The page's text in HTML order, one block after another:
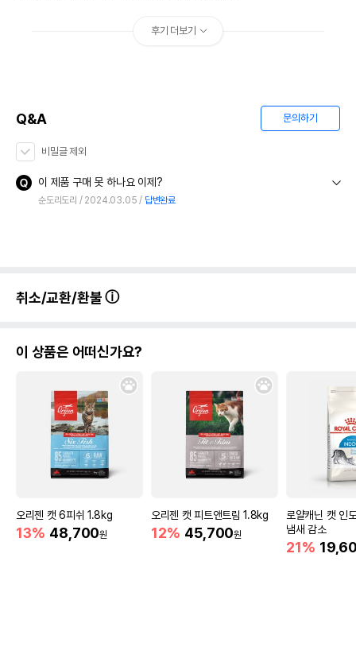
후기 더보기
Q&A 문의하기
비밀글 제외
이 제품 구매 못 하나요 이제?
순도리도리 2024.03.05 답변완료
취소/교환/환불
이 상품은 어떠신가요?
오리젠 캣 6피쉬 1.8kg
13% 48,700원
오리젠 캣 피트앤트림 1.8kg
12% 45,700원
로얄캐닌 캣 인
냄새 감소
21%